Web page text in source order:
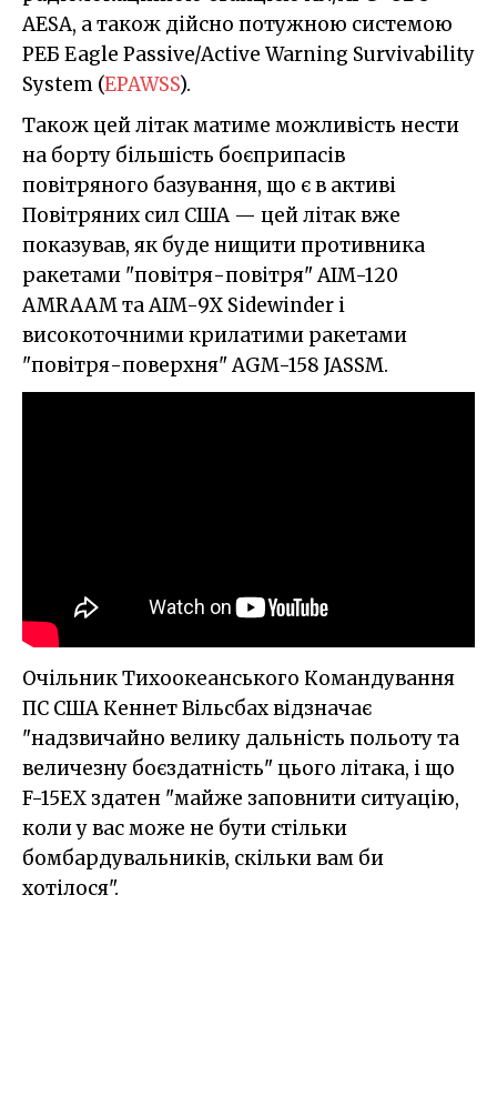
AESA, а також дійсно потужною системою
РЕБ Eagle Passive/Active Warning Survivability
System (EPAWSS).
Також цей літак матиме можливість нести
на борту більшість боєприпасів
повітряного базування, що є в активі
Повітряних сил США — цей літак вже
показував, як буде нищити противника
ракетами "повітря-повітря" AIM-120
AMRAAM та AIM-9X Sidewinder і
високоточними крилатими ракетами
"повітря-поверхня" AGM-158 JASSM.
Очільник Тихоокеанського Командування
ПС США Кеннет Вільсбах відзначає
"надзвичайно велику дальність польоту та
величезну боєздатність" цього літака, і що
F-15EX здатен "майже заповнити ситуацію,
коли у вас може не бути стільки
бомбардувальників, скільки вам би
хотілося".